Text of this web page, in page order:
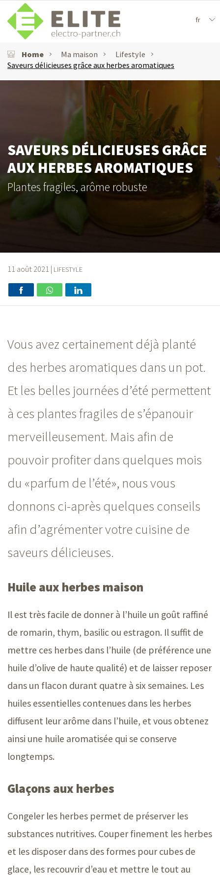
fr
Home Ma maison
Lifestyle
Saveurs délicieuses grâce aux herbes aromatiques
SAVEURS DÉLICIEUSES GRÂCE
AUX HERBES AROMATIQUES
Plantes fragiles, arôme robuste
11 août 2021 | LIFESTYLE
Vous avez certainement déjà planté
des herbes aromatiques dans un pot.
Et les belles journées d’été permettent
à ces plantes fragiles de s’épanouir
merveilleusement. Mais afin de
pouvoir profiter dans quelques mois
du «parfum de l’été», nous vous
donnons ci-après quelques conseils
afin d’agrémenter votre cuisine de
saveurs délicieuses.
Huile aux herbes maison
Il est très facile de donner à l’huile un goût raffiné
de romarin, thym, basilic ou estragon. Il suffit de
mettre ces herbes dans l’huile (de préférence une
huile d’olive de haute qualité) et de laisser reposer
dans un flacon durant quatre à six semaines. Les
huiles essentielles contenues dans les herbes
diffusent leur arôme dans l’huile, et vous obtenez
ainsi une huile aromatisée qui se conserve
longtemps.
Glaçons aux herbes
Congeler les herbes permet de préserver les
substances nutritives. Couper finement les herbes
et les disposer dans des formes pour cubes de
glace, les recouvrir d’eau et mettre le tout au